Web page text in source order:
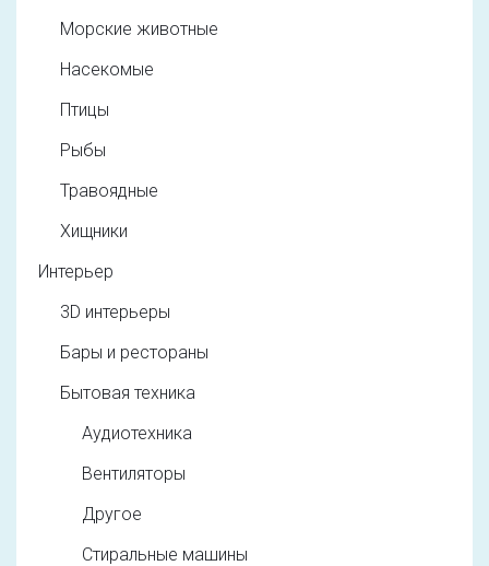
Морские животные
Насекомые
Птицы
Рыбы
Травоядные
Хищники
Интерьер
3D интерьеры
Бары и рестораны
Бытовая техника
Аудиотехника
Вентиляторы
Другое
Стиральные машины